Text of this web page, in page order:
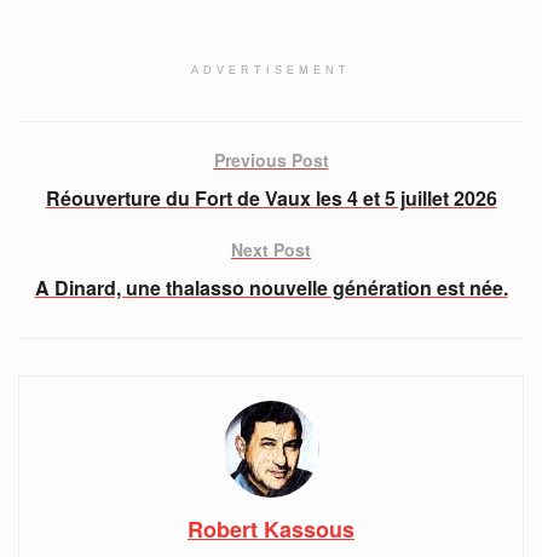
ADVERTISEMENT
Previous Post
Réouverture du Fort de Vaux les 4 et 5 juillet 2026
Next Post
A Dinard, une thalasso nouvelle génération est née.
Robert Kassous